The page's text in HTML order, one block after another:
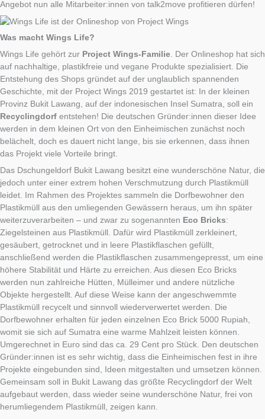
Angebot nun alle Mitarbeiter:innen von talk2move profitieren dürfen!
Was macht Wings Life?
Wings Life gehört zur Project Wings-Familie. Der Onlineshop hat sich
auf nachhaltige, plastikfreie und vegane Produkte spezialisiert. Die
Entstehung des Shops gründet auf der unglaublich spannenden
Geschichte, mit der Project Wings 2019 gestartet ist: In der kleinen
Provinz Bukit Lawang, auf der indonesischen Insel Sumatra, soll ein
Recyclingdorf entstehen! Die deutschen Gründer:innen dieser Idee
werden in dem kleinen Ort von den Einheimischen zunächst noch
belächelt, doch es dauert nicht lange, bis sie erkennen, dass ihnen
das Projekt viele Vorteile bringt.
Das Dschungeldorf Bukit Lawang besitzt eine wunderschöne Natur, die
jedoch unter einer extrem hohen Verschmutzung durch Plastikmüll
leidet. Im Rahmen des Projektes sammeln die Dorfbewohner den
Plastikmüll aus den umliegenden Gewässern heraus, um ihn später
weiterzuverarbeiten – und zwar zu sogenannten Eco Bricks:
Ziegelsteinen aus Plastikmüll. Dafür wird Plastikmüll zerkleinert,
gesäubert, getrocknet und in leere Plastikflaschen gefüllt,
anschließend werden die Plastikflaschen zusammengepresst, um eine
höhere Stabilität und Härte zu erreichen. Aus diesen Eco Bricks
werden nun zahlreiche Hütten, Mülleimer und andere nützliche
Objekte hergestellt. Auf diese Weise kann der angeschwemmte
Plastikmüll recycelt und sinnvoll wiederverwertet werden. Die
Dorfbewohner erhalten für jeden einzelnen Eco Brick 5000 Rupiah,
womit sie sich auf Sumatra eine warme Mahlzeit leisten können.
Umgerechnet in Euro sind das ca. 29 Cent pro Stück. Den deutschen
Gründer:innen ist es sehr wichtig, dass die Einheimischen fest in ihre
Projekte eingebunden sind, Ideen mitgestalten und umsetzen können.
Gemeinsam soll in Bukit Lawang das größte Recyclingdorf der Welt
aufgebaut werden, dass wieder seine wunderschöne Natur, frei von
herumliegendem Plastikmüll, zeigen kann.